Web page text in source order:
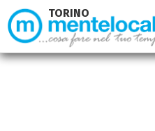
TORINO